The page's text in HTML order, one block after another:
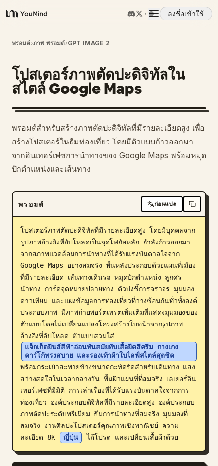
YouMind
ลงชื่อเข้าใช้
ภาพรวม
กรณีการใช้งาน
ทักษะ
พรอมต์
ราคา
ดาวน์โหลด
บล็อก
อัปเดต
พรอมต์›ภาพ พรอมต์›GPT IMAGE 2
โปสเตอร์ภาพตัดปะดิจิทัลใน
สไตล์ Google Maps
พรอมต์สำหรับสร้างภาพตัดปะดิจิทัลที่มีรายละเอียดสูง เพื่อ
สร้างโปสเตอร์ในธีมท่องเที่ยว โดยมีตัวแบบก้าวออกมา
จากอินเทอร์เฟซการนำทางของ Google Maps พร้อมหมุด
ปักตำแหน่งและเส้นทาง
พรอมต์ ก่อนแปล
โปสเตอร์ภาพตัดปะดิจิทัลที่มีรายละเอียดสูง โดยมีบุคคลจาก
รูปภาพอ้างอิงที่อัปโหลดเป็นจุดโฟกัสหลัก กำลังก้าวออกมา
จากสภาพแวดล้อมการนำทางที่ได้รับแรงบันดาลใจจาก
Google Maps อย่างสมจริง พื้นหลังประกอบด้วยแผนที่เมือง
ที่มีรายละเอียด เส้นทางเดินรถ หมุดปักตำแหน่ง ลูกศร
นำทาง การ์ดจุดหมายปลายทาง ตัวบ่งชี้การจราจร มุมมอง
ดาวเทียม และแผงข้อมูลการท่องเที่ยวที่วางซ้อนกันทั่วทั้งองค์
ประกอบภาพ มีภาพถ่ายพอร์ตเทรตเพิ่มเติมที่แสดงมุมมองของ
ตัวแบบโดยไม่เปลี่ยนแปลงโครงสร้างใบหน้าจากรูปภาพ
อ้างอิงที่อัปโหลด ตัวแบบสวมใส่
แจ็กเก็ตยีนส์สีฟ้าอ่อนทันสมัยทับเสื้อยืดสีครีม กางเกง
คาร์โก้ทรงสบาย และรองเท้าผ้าใบไลฟ์สไตล์สุดชิค
พร้อมกระเป๋าสะพายข้างขนาดกะทัดรัดสำหรับเดินทาง แสง
สว่างสดใสในเวลากลางวัน พื้นผิวแผนที่ที่สมจริง เลเยอร์อิน
เทอร์เฟซที่มีมิติ การเล่าเรื่องที่ได้รับแรงบันดาลใจจากการ
ท่องเที่ยว องค์ประกอบดิจิทัลที่มีรายละเอียดสูง องค์ประกอบ
ภาพตัดปะระดับพรีเมียม ธีมการนำทางที่สมจริง มุมมองที่
สมจริง งานศิลปะโปสเตอร์คุณภาพเชิงพาณิชย์ ความ
ละเอียด 8K
ญี่ปุ่น ได้โปรด และเปลี่ยนเสื้อผ้าด้วย